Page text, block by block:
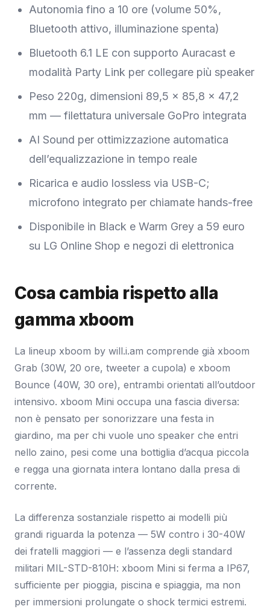
Autonomia fino a 10 ore (volume 50%,
Bluetooth attivo, illuminazione spenta)
Bluetooth 6.1 LE con supporto Auracast e
modalità Party Link per collegare più speaker
Peso 220g, dimensioni 89,5 × 85,8 × 47,2
mm — filettatura universale GoPro integrata
AI Sound per ottimizzazione automatica
dell’equalizzazione in tempo reale
Ricarica e audio lossless via USB-C;
microfono integrato per chiamate hands-free
Disponibile in Black e Warm Grey a 59 euro
su LG Online Shop e negozi di elettronica
Cosa cambia rispetto alla
gamma xboom
La lineup xboom by will.i.am comprende già xboom
Grab (30W, 20 ore, tweeter a cupola) e xboom
Bounce (40W, 30 ore), entrambi orientati all’outdoor
intensivo. xboom Mini occupa una fascia diversa:
non è pensato per sonorizzare una festa in
giardino, ma per chi vuole uno speaker che entri
nello zaino, pesi come una bottiglia d’acqua piccola
e regga una giornata intera lontano dalla presa di
corrente.
La differenza sostanziale rispetto ai modelli più
grandi riguarda la potenza — 5W contro i 30-40W
dei fratelli maggiori — e l’assenza degli standard
militari MIL-STD-810H: xboom Mini si ferma a IP67,
sufficiente per pioggia, piscina e spiaggia, ma non
per immersioni prolungate o shock termici estremi.